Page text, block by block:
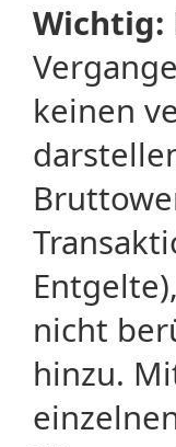
Wichtig:
keinen
nicht
hinzu.